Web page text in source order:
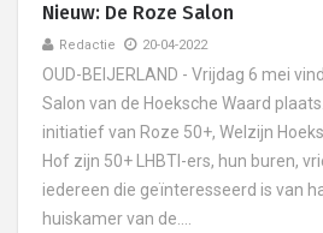
Nieuw: De Roze Salon
Redactie 20-04-2022
OUD-BEIJERLAND - Vrijdag 6 mei
Salon van de Hoeksche Waard
initiatief van Roze 50+, Welzijn
Hof zijn 50+ LHBTI-ers, hun buren,
iedereen die geïnteresseerd is van
huiskamer van de....